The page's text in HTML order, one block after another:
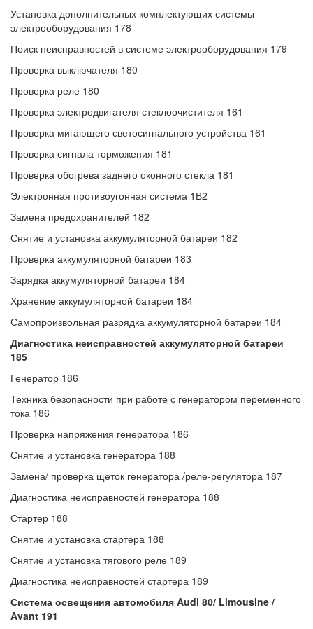
Установка дополнительных комплектующих системы
электрооборудования 178
Поиск неисправностей в системе электрооборудования 179
Проверка выключателя 180
Проверка реле 180
Проверка электродвигателя стеклоочистителя 161
Проверка мигающего светосигнального устройства 161
Проверка сигнала торможения 181
Проверка обогрева заднего оконного стекла 181
Электронная противоугонная система 1В2
Замена предохранителей 182
Снятие и установка аккумуляторной батареи 182
Проверка аккумуляторной батареи 183
Зарядка аккумуляторной батареи 184
Хранение аккумуляторной батареи 184
Самопроизвольная разрядка аккумуляторной батареи 184
Диагностика неисправностей аккумуляторной батареи
185
Генератор 186
Техника безопасности при работе с генератором переменного
тока 186
Проверка напряжения генератора 186
Снятие и установка генератора 188
Замена/ проверка щеток генератора /реле-регулятора 187
Диагностика неисправностей генератора 188
Стартер 188
Снятие и установка стартера 188
Снятие и установка тягового реле 189
Диагностика неисправностей стартера 189
Система освещения автомобиля Audi 80/ Limousine /
Avant 191